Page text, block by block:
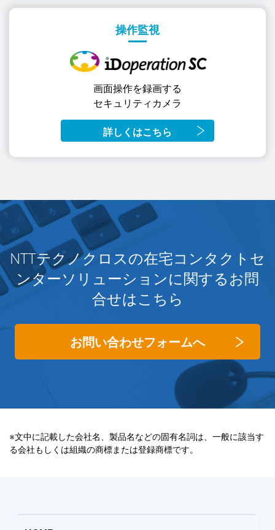
操作監視
画面操作を録画する
セキュリティカメラ
詳しくはこちら
NTTテクノクロスの在宅コンタクトセ
ンターソリューションに関するお問
合せはこちら
お問い合わせフォームへ
※文中に記載した会社名、製品名などの固有名詞は、一般に該当す
る会社もしくは組織の商標または登録商標です。